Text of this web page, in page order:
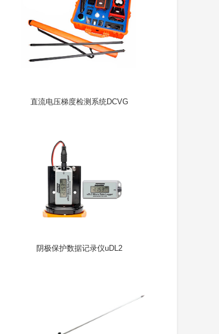
直流电压梯度检测系统DCVG
阴极保护数据记录仪uDL2